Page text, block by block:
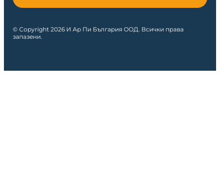
© Copyright 2026 И Ар Пи България ООД. Всички права
запазени.